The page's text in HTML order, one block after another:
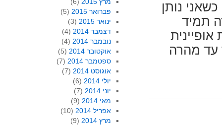
נותן
תמיד
עד מהרה
פברואר 2015
(5)
ינואר 2015
(3)
דצמבר 2014
(4)
נובמבר 2014
(4)
אוקטובר 2014
(5)
ספטמבר 2014
(7)
אוגוסט 2014
(7)
יולי 2014
(6)
יוני 2014
(7)
מאי 2014
(9)
אפריל 2014
(10)
מרץ 2014
(9)